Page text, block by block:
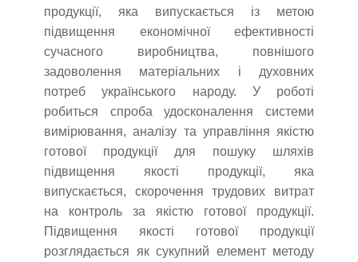
продукції, яка випускається із метою
підвищення економічної ефективності
сучасного виробництва, повнішого
задоволення матеріальних і духовних
потреб українського народу. У роботі
робиться спроба удосконалення системи
вимірювання, аналізу та управління якістю
готової продукції для пошуку шляхів
підвищення якості продукції, яка
випускається, скорочення трудових витрат
на контроль за якістю готової продукції.
Підвищення якості готової продукції
розглядається як сукупний елемент методу